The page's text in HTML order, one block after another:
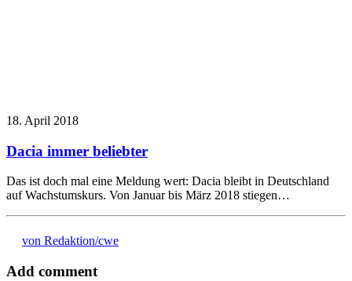
18. April 2018
Dacia immer beliebter
Das ist doch mal eine Meldung wert: Dacia bleibt in Deutschland
auf Wachstumskurs. Von Januar bis März 2018 stiegen…
von Redaktion/cwe
Add comment